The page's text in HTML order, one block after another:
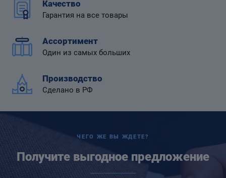
Качество
Гарантия на все товары
Ассортимент
Один из самых больших
Производство
Сделано в РФ
ЧЕГО ЖЕ ВЫ ЖДЕТЕ?
Получите выгодное предложение